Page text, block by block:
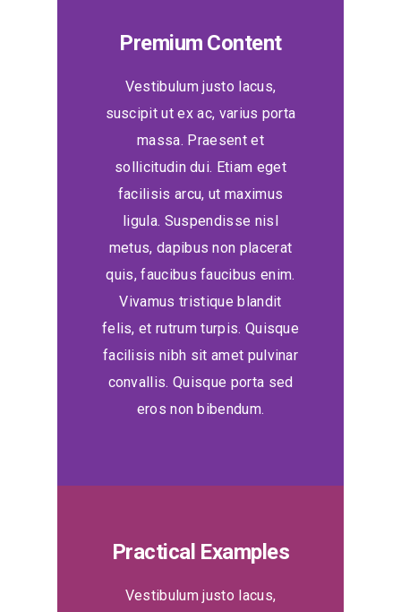
Premium Content
Vestibulum justo lacus,
suscipit ut ex ac, varius porta
massa. Praesent et
sollicitudin dui. Etiam eget
facilisis arcu, ut maximus
ligula. Suspendisse nisl
metus, dapibus non placerat
quis, faucibus faucibus enim.
Vivamus tristique blandit
felis, et rutrum turpis. Quisque
facilisis nibh sit amet pulvinar
convallis. Quisque porta sed
eros non bibendum.
Practical Examples
Vestibulum justo lacus,